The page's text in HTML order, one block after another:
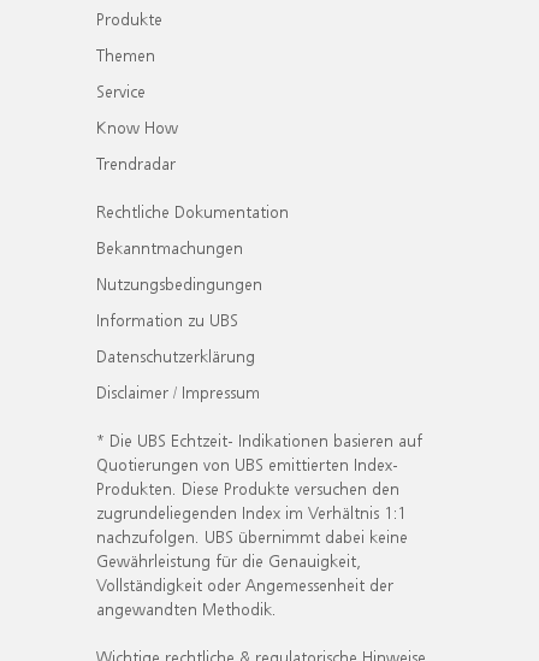
Produkte
Themen
Service
Know How
Trendradar
Rechtliche Dokumentation
Bekanntmachungen
Nutzungsbedingungen
Information zu UBS
Datenschutzerklärung
Disclaimer / Impressum
* Die UBS Echtzeit- Indikationen basieren auf
Quotierungen von UBS emittierten Index-
Produkten. Diese Produkte versuchen den
zugrundeliegenden Index im Verhältnis 1:1
nachzufolgen. UBS übernimmt dabei keine
Gewährleistung für die Genauigkeit,
Vollständigkeit oder Angemessenheit der
angewandten Methodik.